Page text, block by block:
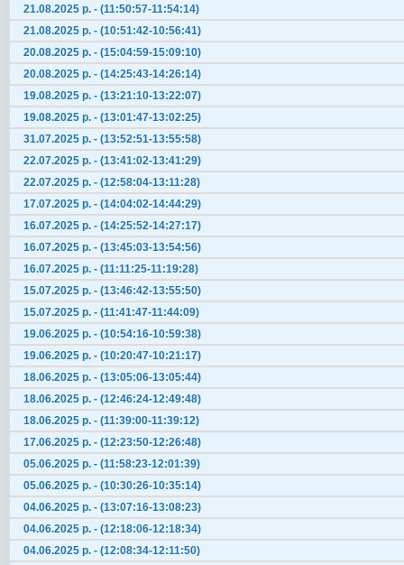
21.08.2025 р. - (11:50:57-11:54:14)
21.08.2025 р. - (10:51:42-10:56:41)
20.08.2025 р. - (15:04:59-15:09:10)
20.08.2025 р. - (14:25:43-14:26:14)
19.08.2025 р. - (13:21:10-13:22:07)
19.08.2025 р. - (13:01:47-13:02:25)
31.07.2025 р. - (13:52:51-13:55:58)
22.07.2025 р. - (13:41:02-13:41:29)
22.07.2025 р. - (12:58:04-13:11:28)
17.07.2025 р. - (14:04:02-14:44:29)
16.07.2025 р. - (14:25:52-14:27:17)
16.07.2025 р. - (13:45:03-13:54:56)
16.07.2025 р. - (11:11:25-11:19:28)
15.07.2025 р. - (13:46:42-13:55:50)
15.07.2025 р. - (11:41:47-11:44:09)
19.06.2025 р. - (10:54:16-10:59:38)
19.06.2025 р. - (10:20:47-10:21:17)
18.06.2025 р. - (13:05:06-13:05:44)
18.06.2025 р. - (12:46:24-12:49:48)
18.06.2025 р. - (11:39:00-11:39:12)
17.06.2025 р. - (12:23:50-12:26:48)
05.06.2025 р. - (11:58:23-12:01:39)
05.06.2025 р. - (10:30:26-10:35:14)
04.06.2025 р. - (13:07:16-13:08:23)
04.06.2025 р. - (12:18:06-12:18:34)
04.06.2025 р. - (12:08:34-12:11:50)